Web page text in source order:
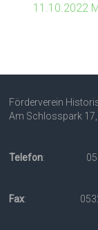
11.10.2022
Förderverein
Am Schlosspark
Telefon:
Fax: 05322 –